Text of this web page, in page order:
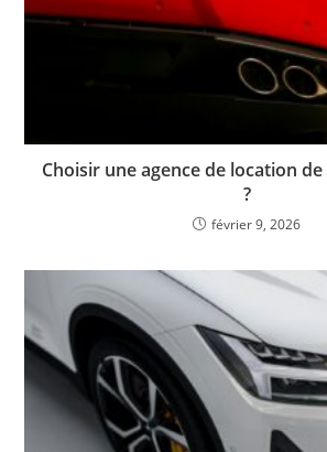
Choisir une agence de location
?
février 9, 2026